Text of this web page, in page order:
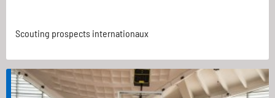
Scouting prospects internationaux